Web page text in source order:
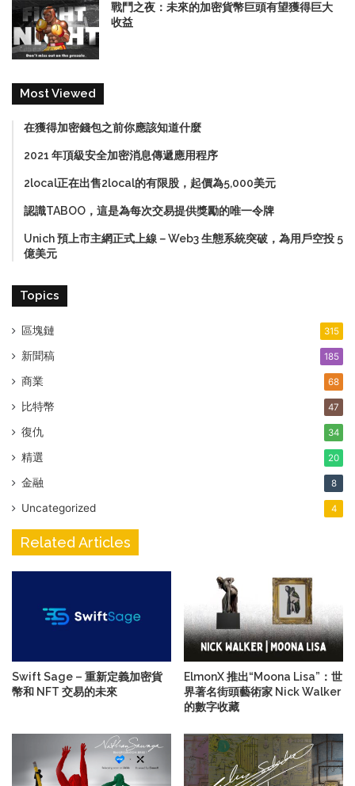
戰鬥之夜：未來的加密貨幣巨頭有望獲得巨大
收益
Most Viewed
在獲得加密錢包之前你應該知道什麼
2021 年頂級安全加密消息傳遞應用程序
2local正在出售2local的有限股，起價為5,000美元
認識TABOO，這是為每次交易提供獎勵的唯一令牌
Unich 預上市主網正式上線－Web3 生態系統突破，為用戶空投 5
億美元
Topics
區塊鏈 315
新聞稿 185
商業 68
比特幣 47
復仇 34
精選 20
金融 8
Uncategorized 4
Related Articles
Swift Sage – 重新定義加密貨
幣和 NFT 交易的未來
ElmonX 推出“Moona Lisa”：世
界著名街頭藝術家 Nick Walker
的數字收藏